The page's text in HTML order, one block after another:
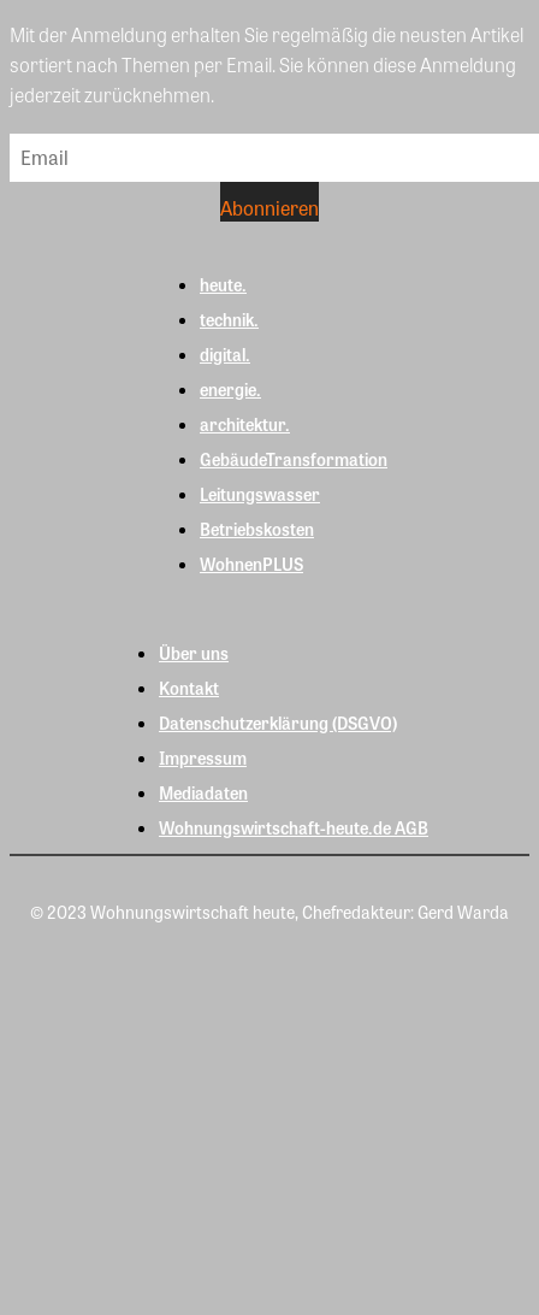
Mit der Anmeldung erhalten Sie regelmäßig die neusten Artikel
sortiert nach Themen per Email. Sie können diese Anmeldung
jederzeit zurücknehmen.
heute.
technik.
digital.
energie.
architektur.
GebäudeTransformation
Leitungswasser
Betriebskosten
WohnenPLUS
Über uns
Kontakt
Datenschutzerklärung (DSGVO)
Impressum
Mediadaten
Wohnungswirtschaft-heute.de AGB
© 2023 Wohnungswirtschaft heute, Chefredakteur: Gerd Warda